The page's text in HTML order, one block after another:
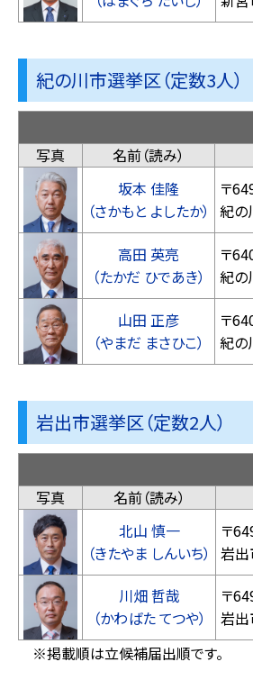
紀の川市選挙区（定数3人）
写真
名前（読み）
坂本 佳隆
（さかもと よしたか）
〒
紀
高田 英亮
（たかだ ひであき）
〒
紀の
山田 正彦
（やまだ まさひこ）
〒
紀
岩出市選挙区（定数2人）
写真
名前（読み）
北山 慎一
（きたやま しんいち）
〒
岩出
川畑 哲哉
（かわばた てつや）
〒
岩
※掲載順は立候補届出順です。